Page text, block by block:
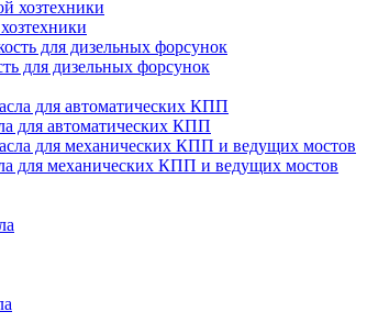
для дизельных форсунок
для автоматических КПП
для механических КПП и ведущих мостов